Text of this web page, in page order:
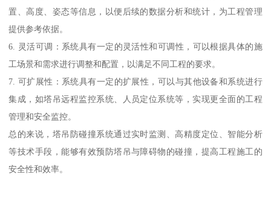
置、高度、姿态等信息，以便后续的数据分析和统计，为工程管理
提供参考依据。
6. 灵活可调：系统具有一定的灵活性和可调性，可以根据具体的施
工场景和需求进行调整和配置，以满足不同工程的要求。
7. 可扩展性：系统具有一定的扩展性，可以与其他设备和系统进行
集成，如塔吊远程监控系统、人员定位系统等，实现更全面的工程
管理和安全监控。
总的来说，塔吊防碰撞系统通过实时监测、高精度定位、智能分析
等技术手段，能够有效预防塔吊与障碍物的碰撞，提高工程施工的
安全性和效率。